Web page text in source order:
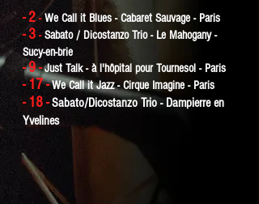
- 2-We Call it Blues - Cabaret Sauvage - Paris
- 3 -Sabato / Dicostanzo Trio - Le Mahogany -
Sucy-en-brie
- 9 - Just Talk - à l'hôpitalpour Tournesol - Paris
- 17 -We Call it Jazz - Cirque Imagine - Paris
- 18 -Sabato/Dicostanzo Trio - Dampierre en
Yvelines